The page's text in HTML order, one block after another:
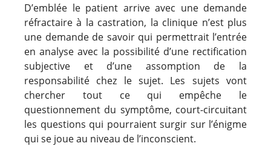
D’emblée le patient arrive avec une demande
réfractaire à la castration, la clinique n’est plus
une demande de savoir qui permettrait l’entrée
en analyse avec la possibilité d’une rectification
subjective et d’une assomption de la
responsabilité chez le sujet. Les sujets vont
chercher tout ce qui empêche le
questionnement du symptôme, court-circuitant
les questions qui pourraient surgir sur l’énigme
qui se joue au niveau de l’inconscient.